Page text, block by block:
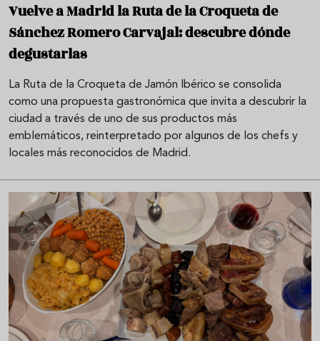
Vuelve a Madrid la Ruta de la Croqueta de
Sánchez Romero Carvajal: descubre dónde
degustarlas
La Ruta de la Croqueta de Jamón Ibérico se consolida
como una propuesta gastronómica que invita a descubrir la
ciudad a través de uno de sus productos más
emblemáticos, reinterpretado por algunos de los chefs y
locales más reconocidos de Madrid.